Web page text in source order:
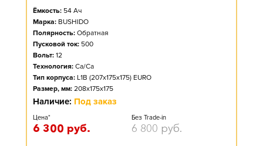
Ёмкость: 54 Ач
Марка: BUSHIDO
Полярность: Обратная
Пусковой ток: 500
Вольт: 12
Технология: Ca/Ca
Тип корпуса: L1B (207x175x175) EURO
Размер, мм: 208x175x175
Наличие: Под заказ
Цена*
6 300 руб.
Без Trade-in
6 800 руб.